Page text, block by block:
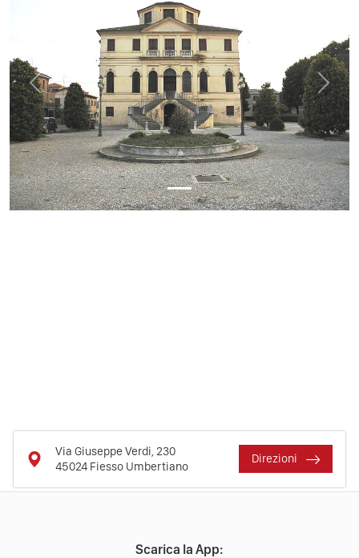
Previous Next
Via Giuseppe Verdi, 230
45024 Fiesso Umbertiano
Direzioni
Scarica la App: